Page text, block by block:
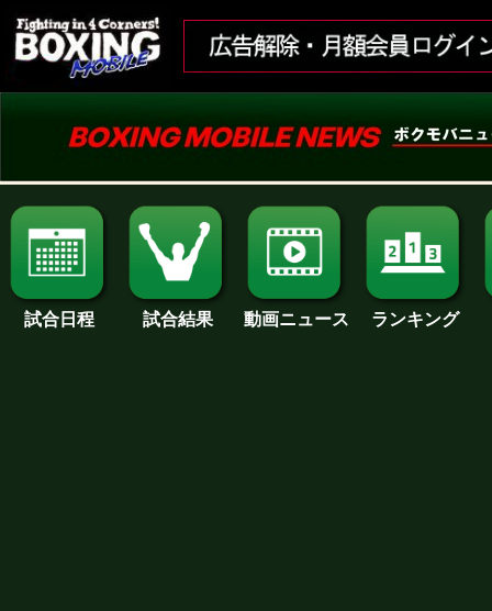
試合日程 試合結果 動画ニュース ランキング